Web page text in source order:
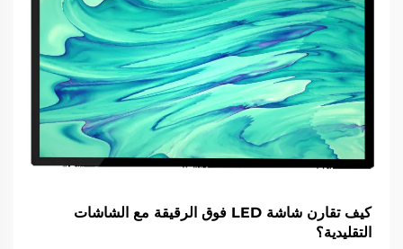
كيف تقارن شاشة LED فوق الرقيقة مع الشاشات
التقليدية؟